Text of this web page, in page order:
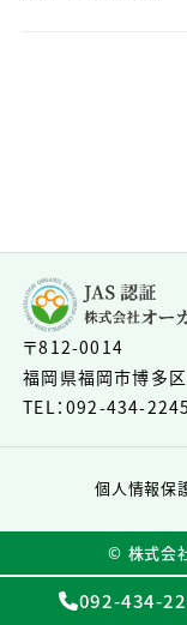
〒812-0014
福岡県福岡市博多
TEL：092-434-
個人情報保
©︎ 株式会
092-434-